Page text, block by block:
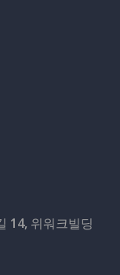
14, 위워크빌딩